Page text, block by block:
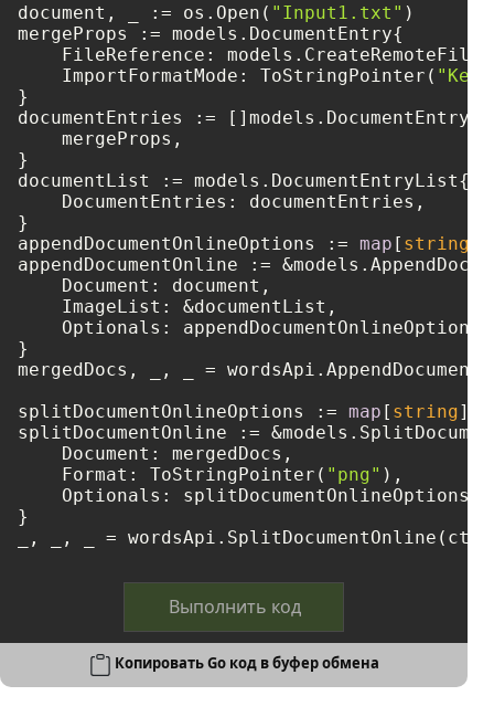
document, _ := os.Open( "Input1.txt" )
mergeProps := models.DocumentEntry{
FileReference:
    ImportFormatMode: ToStringPointer(
}
documentEntries := []models.DocumentEntry{
    mergeProps,
}
documentList := models.DocumentEntryList{
    DocumentEntries: documentEntries,
}
appendDocumentOnlineOptions := map [ string
appendDocumentOnline :=
    Document: document,
    ImageList: &documentList,
    Optionals: appendDocumentOnlineOptions,
}
mergedDocs, _, _ =
splitDocumentOnlineOptions := map [ string]
splitDocumentOnline :=
    Document: mergedDocs,
    Format: ToStringPointer(
"png" ),
    Optionals: splitDocumentOnlineOptions,
}
Выполнить код
Копировать Go код в буфер обмена